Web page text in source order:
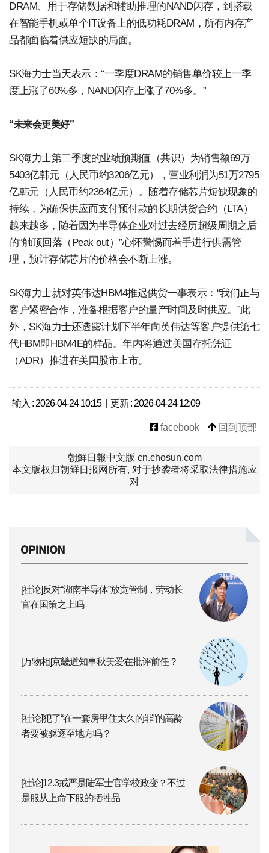
DRAM、用于存储数据和辅助推理的NAND闪存，到搭载
在智能手机或单个IT设备上的低功耗DRAM，所有内存产
品都面临着供应短缺的局面。
SK海力士当天表示：“一季度DRAM的销售单价较上一季
度上涨了60%多，NAND闪存上涨了70%多。”
“未来会更美好”
SK海力士第二季度的业绩预期值（共识）为销售额69万
5403亿韩元（人民币约3206亿元），营业利润为51万2795
亿韩元（人民币约2364亿元）。随着存储芯片短缺现象的
持续，为确保供应而支付预付款的长期供货合约（LTA）
越来越多，随着因为半导体企业对过去经历超级周期之后
的“触顶回落（Peak out）”心怀警惕而着手进行供需管
理，预计存储芯片的价格会不断上涨。
SK海力士就对英伟达HBM4推迟供货一事表示：“我们正与
客户紧密合作，准备根据客户的量产时间及时供应。”此
外，SK海力士还透露计划下半年向英伟达等客户提供第七
代HBM即HBM4E的样品。年内将通过美国存托凭证
（ADR）推进在美国股市上市。
输入 : 2026-04-24 10:15 | 更新 : 2026-04-24 12:09
facebook 回到顶部
朝鮮日報中文版 cn.chosun.com
本文版权归朝鲜日报网所有, 对于抄袭者将采取法律措施应
对
[社论]反对“湖南半导体”放宽管制，劳动长
官在国策之上吗
[万物相]京畿道知事秋美爱在批评前任？
[社论]犯了“在一套房里住太久的罪”的高龄
者要被驱逐至地方吗？
[社论]12.3戒严是陆军士官学校政变？不过
是服从上命下服的牺牲品